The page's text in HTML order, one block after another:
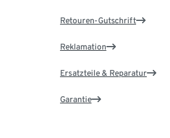
Retouren-Gutschrift
Reklamation
Ersatzteile & Reparatur
Garantie